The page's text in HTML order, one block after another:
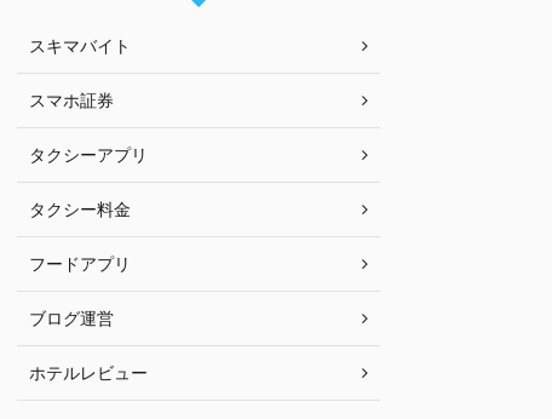
スキマバイト
スマホ証券
タクシーアプリ
タクシー料金
フードアプリ
ブログ運営
ホテルレビュー